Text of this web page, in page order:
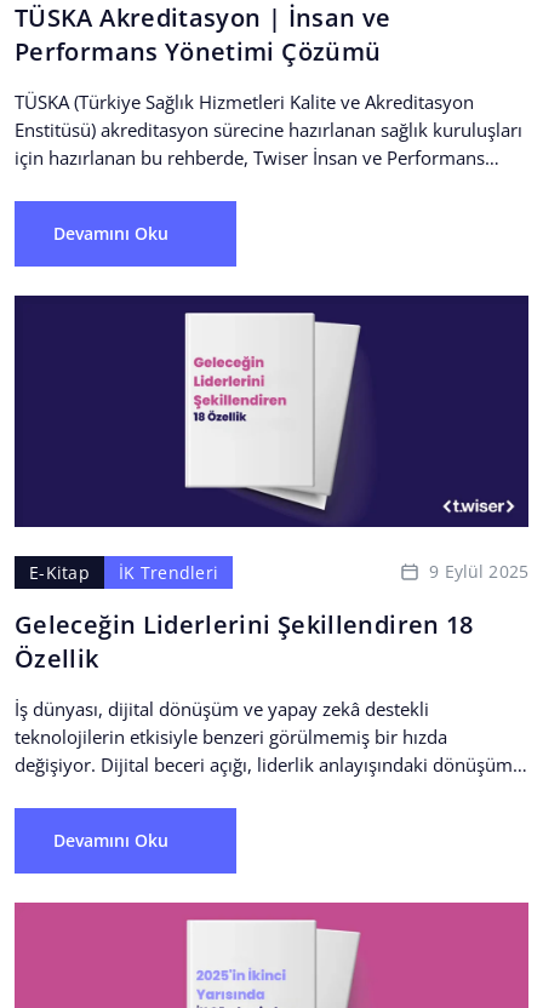
TÜSKA Akreditasyon | İnsan ve
Performans Yönetimi Çözümü
TÜSKA (Türkiye Sağlık Hizmetleri Kalite ve Akreditasyon
Enstitüsü) akreditasyon sürecine hazırlanan sağlık kuruluşları
için hazırlanan bu rehberde, Twiser İnsan ve Performans
Devamını Oku
E-Kitap İK Trendleri 9 Eylül 2025
Geleceğin Liderlerini Şekillendiren 18
Özellik
İş dünyası, dijital dönüşüm ve yapay zekâ destekli
teknolojilerin etkisiyle benzeri görülmemiş bir hızda
değişiyor. Dijital beceri açığı, liderlik anlayışındaki dönüşüm
Devamını Oku